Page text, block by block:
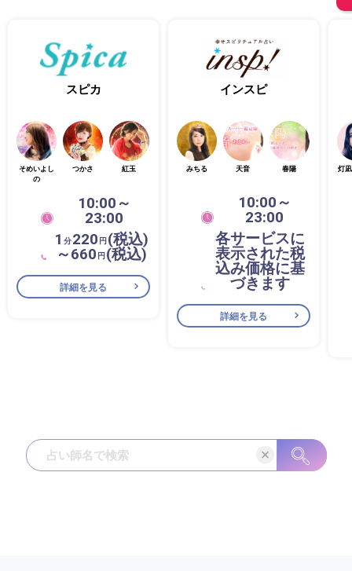
スピカ
そめいよし
の
つかさ 紅玉
10:00～
23:00
1 分220 円(税込)
～660 円(税込)
詳細を見る
インスピ
みちる 天音 春陽
10:00～
23:00
各サービスに
表示された税
込み価格に基
づきます
詳細を見る
灯